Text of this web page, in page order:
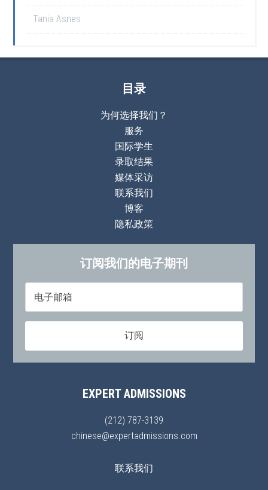
Tania Asnes
目录
为何选择我们？
服务
国际学生
录取结果
媒体采访
联系我们
博客
隐私政策
订阅我们的电子期刊
EXPERT ADMISSIONS
(212) 787-3139
chinese@expertadmissions.com
联系我们